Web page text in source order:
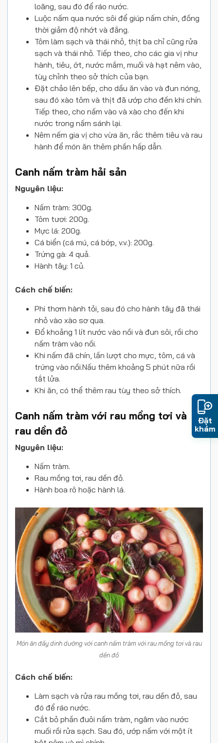
loãng, sau đó để ráo nước.
Luộc nấm qua nước sôi để giúp nấm chín, đồng
thời giảm độ nhớt và đắng.
Tôm làm sạch và thái nhỏ, thịt ba chỉ cũng rửa
sạch và thái nhỏ. Tiếp theo, cho các gia vị như
hành, tiêu, ớt, nước mắm, muối và hạt nêm vào,
tùy chỉnh theo sở thích của bạn.
Đặt chảo lên bếp, cho dầu ăn vào và đun nóng,
sau đó xào tôm và thịt đã ướp cho đến khi chín.
Tiếp theo, cho nấm vào và xào cho đến khi
nước trong nấm sánh lại.
Nêm nếm gia vị cho vừa ăn, rắc thêm tiêu và rau
hành để món ăn thêm phần hấp dẫn.
Canh nấm tràm hải sản
Nguyên liệu:
Nấm tràm: 300g.
Tôm tươi: 200g.
Mực lá: 200g.
Cá biển (cá mú, cá bớp, v.v.): 200g.
Trứng gà: 4 quả.
Hành tây: 1 củ.
Cách chế biến:
Phi thơm hành tỏi, sau đó cho hành tây đã thái
nhỏ vào xào sơ qua.
Đổ khoảng 1 lít nước vào nồi và đun sôi, rồi cho
nấm tràm vào nồi.
Khi nấm đã chín, lần lượt cho mực, tôm, cá và
trứng vào nồi.Nấu thêm khoảng 5 phút nữa rồi
tắt lửa.
Khi ăn, có thể thêm rau tùy theo sở thích.
Canh nấm tràm với rau mồng tơi và
rau dền đỏ
Nguyên liệu:
Nấm tràm.
Rau mồng tơi, rau dền đỏ.
Hành boa rô hoặc hành lá.
Món ăn đầy dinh dưỡng với canh nấm tràm với rau mồng tơi và rau
dền đỏ
Cách chế biến:
Làm sạch và rửa rau mồng tơi, rau dền đỏ, sau
đó để ráo nước.
Cắt bỏ phần đuôi nấm tràm, ngâm vào nước
muối rồi rửa sạch. Sau đó, ướp nấm với một ít
Đặt
khám